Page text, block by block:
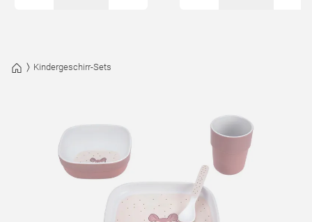
Kindergeschirr-Sets